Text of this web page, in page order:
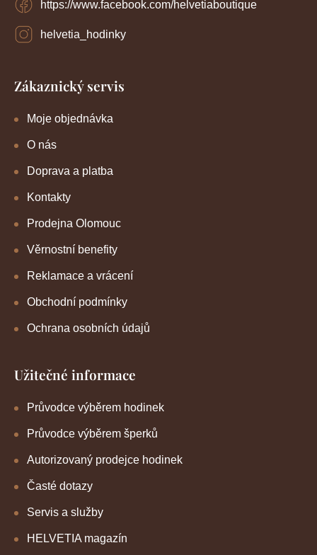
https://www.facebook.com/helvetiaboutique
helvetia_hodinky
Zákaznický servis
Moje objednávka
O nás
Doprava a platba
Kontakty
Prodejna Olomouc
Věrnostní benefity
Reklamace a vrácení
Obchodní podmínky
Ochrana osobních údajů
Užitečné informace
Průvodce výběrem hodinek
Průvodce výběrem šperků
Autorizovaný prodejce hodinek
Časté dotazy
Servis a služby
HELVETIA magazín